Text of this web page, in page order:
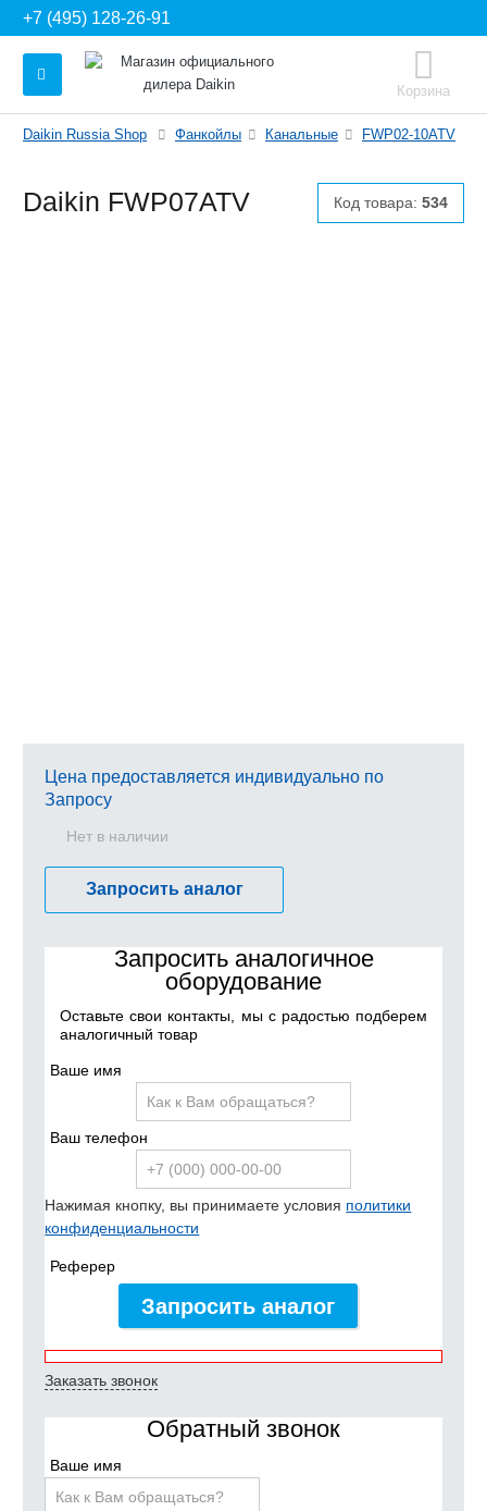
+7 (495) 128-26-91
Корзина
Daikin Russia Shop Фанкойлы Канальные FWP02-10ATV
Daikin FWP07ATV Код товара: 534
Цена предоставляется индивидуально по
Запросу
Нет в наличии
Запросить аналог
Запросить аналогичное
оборудование
Оставьте свои контакты, мы с радостью подберем
аналогичный товар
Ваше имя
Ваш телефон
Нажимая кнопку, вы принимаете условия политики
конфиденциальности
Реферер
Запросить аналог
Заказать звонок
Обратный звонок
Ваше имя